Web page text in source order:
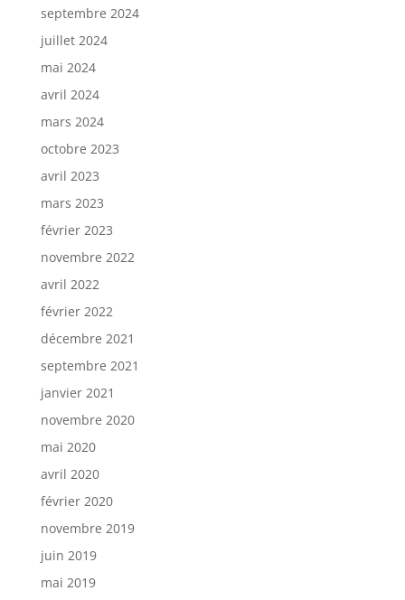
septembre 2024
juillet 2024
mai 2024
avril 2024
mars 2024
octobre 2023
avril 2023
mars 2023
février 2023
novembre 2022
avril 2022
février 2022
décembre 2021
septembre 2021
janvier 2021
novembre 2020
mai 2020
avril 2020
février 2020
novembre 2019
juin 2019
mai 2019